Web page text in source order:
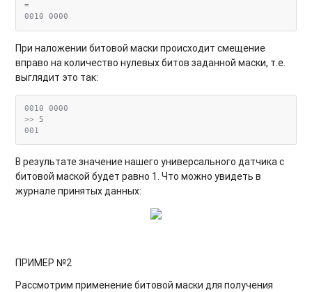
=
При наложении битовой маски происходит смещение
вправо на количество нулевых битов заданной маски, т.е.
выглядит это так:
0010 0000
>> 5
В результате значение нашего универсального датчика с
битовой маской будет равно 1. Что можно увидеть в
журнале принятых данных:
ПРИМЕР №2
Рассмотрим применение битовой маски для получения